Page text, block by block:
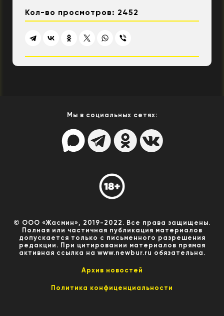
Кол-во просмотров: 2452
Мы в социальных сетях:
© ООО «Жасмин», 2019-2022. Все права защищены.
Полная или частичная публикация материалов
допускается только с письменного разрешения
редакции. При цитировании материалов прямая
активная ссылка на www.newbur.ru обязательна.
Архив новостей
Политика конфиценциальности